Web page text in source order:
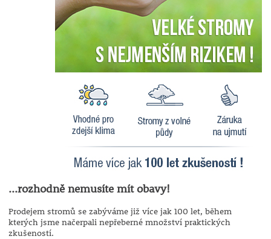
...rozhodně nemusíte mít obavy!
Prodejem stromů se zabýváme již více jak 100 let, během
kterých jsme načerpali nepřeberné množství praktických
zkušeností.